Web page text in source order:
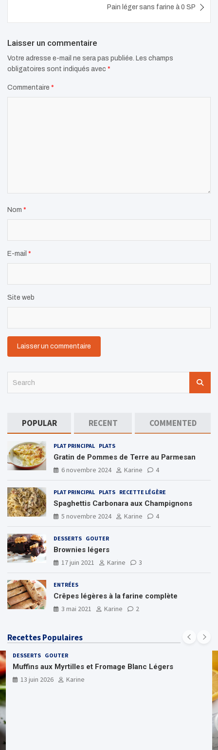
Pain léger sans farine à 0 SP
Laisser un commentaire
Votre adresse e-mail ne sera pas publiée. Les champs
obligatoires sont indiqués avec *
Commentaire *
Nom *
E-mail *
Site web
POPULAR RECENT COMMENTED
PLAT PRINCIPAL PLATS
Gratin de Pommes de Terre au Parmesan
6 novembre 2024
Karine 4
PLAT PRINCIPAL PLATS RECETTE LÉGÈRE
Spaghettis Carbonara aux Champignons
5 novembre 2024
Karine 4
DESSERTS GOUTER
Brownies légers
17 juin 2021
Karine 3
ENTRÉES
Crêpes légères à la farine complète
3 mai 2021
Karine 2
Recettes Populaires
DESSERTS GOUTER
Muffins aux Myrtilles et Fromage Blanc Légers
13 juin 2026
Karine